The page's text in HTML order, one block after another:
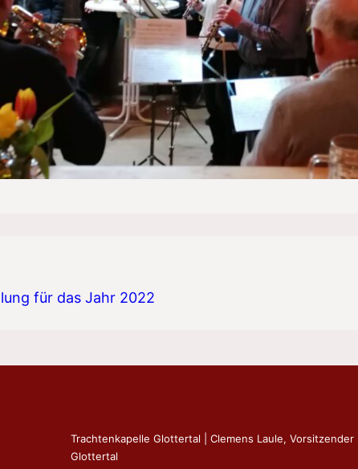
für das Jahr 2022
Trachtenkapelle Glottertal | Clemens Laule, Vorsitzender
Glottertal